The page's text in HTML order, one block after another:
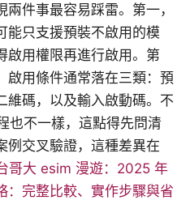
件事最容易踩雷。第一，
能只支援預裝不啟用的模
啟用權限再進行啟用。第
啟用條件通常落在三類：預
維碼，以及輸入啟動碼。不
也不一樣，這點得先問清
例交叉驗證，這種差異在
哥大 esim 漫遊：2025 年
：完整比較、實作步驟與省